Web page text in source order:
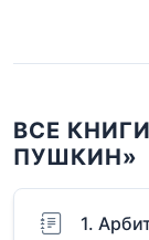
ВСЕ
ПУШКИН»
1.